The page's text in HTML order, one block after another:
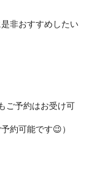
非おすすめしたい
ご予約はお受け可
約可能です😉）